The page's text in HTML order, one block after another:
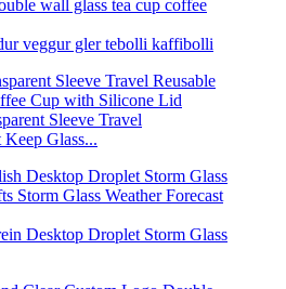
veggur gler tebolli kaffibolli
Sleeve Travel
Glass...
Desktop Droplet Storm Glass